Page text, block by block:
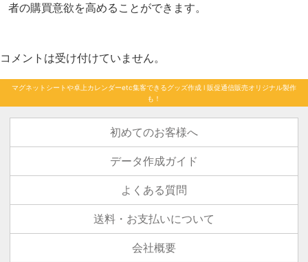
者の購買意欲を高めることができます。
コメントは受け付けていません。
マグネットシートや卓上カレンダーetc集客できるグッズ作成 l 販促通信販売オリジナル製作
も！
初めてのお客様へ
データ作成ガイド
よくある質問
送料・お支払いについて
会社概要